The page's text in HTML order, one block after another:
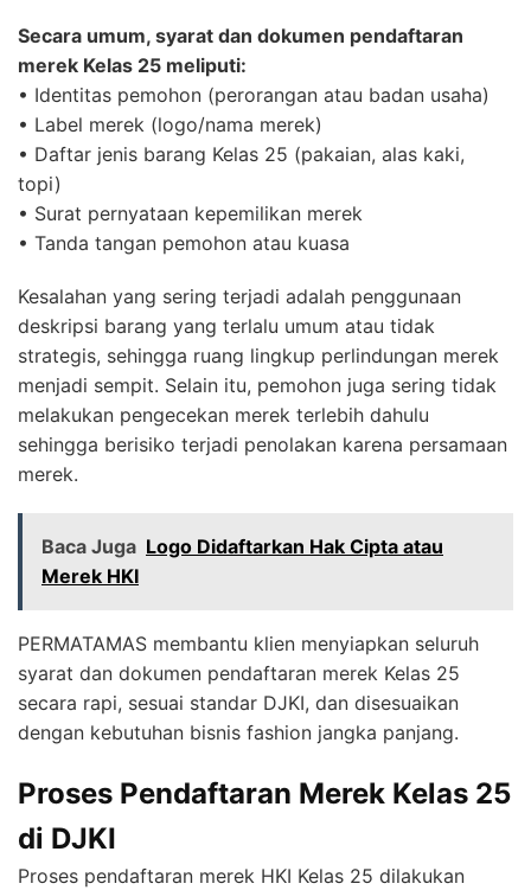
Secara umum, syarat dan dokumen pendaftaran
merek Kelas 25 meliputi:
• Identitas pemohon (perorangan atau badan usaha)
• Label merek (logo/nama merek)
• Daftar jenis barang Kelas 25 (pakaian, alas kaki,
topi)
• Surat pernyataan kepemilikan merek
• Tanda tangan pemohon atau kuasa
Kesalahan yang sering terjadi adalah penggunaan
deskripsi barang yang terlalu umum atau tidak
strategis, sehingga ruang lingkup perlindungan merek
menjadi sempit. Selain itu, pemohon juga sering tidak
melakukan pengecekan merek terlebih dahulu
sehingga berisiko terjadi penolakan karena persamaan
merek.
Baca Juga Logo Didaftarkan Hak Cipta atau
Merek HKI
PERMATAMAS membantu klien menyiapkan seluruh
syarat dan dokumen pendaftaran merek Kelas 25
secara rapi, sesuai standar DJKI, dan disesuaikan
dengan kebutuhan bisnis fashion jangka panjang.
Proses Pendaftaran Merek Kelas 25
di DJKI
Proses pendaftaran merek HKI Kelas 25 dilakukan